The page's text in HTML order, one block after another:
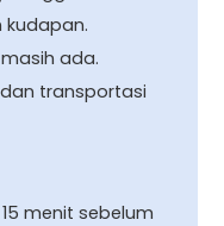
kudapan.
ada.
transportasi
menit sebelum